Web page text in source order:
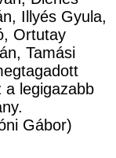
Illyés Gyula,
Ortutay
Tamási
a legigazabb
Gábor)